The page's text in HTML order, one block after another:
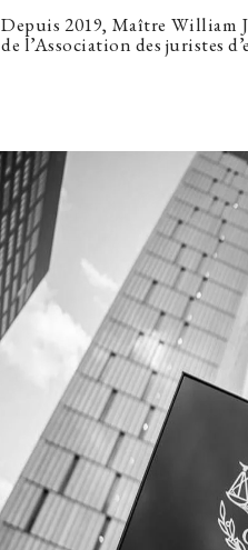
Depuis 2019, Maître William
de l’Association des juristes